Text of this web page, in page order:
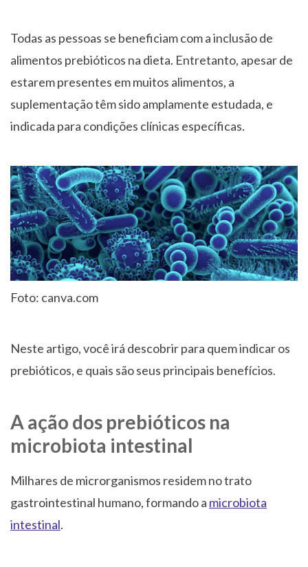
Todas as pessoas se beneficiam com a inclusão de
alimentos prebióticos na dieta. Entretanto, apesar de
estarem presentes em muitos alimentos, a
suplementação têm sido amplamente estudada, e
indicada para condições clínicas específicas.
Foto: canva.com
Neste artigo, você irá descobrir para quem indicar os
prebióticos, e quais são seus principais benefícios.
A ação dos prebióticos na
microbiota intestinal
Milhares de microrganismos residem no trato
gastrointestinal humano, formando a microbiota
intestinal.